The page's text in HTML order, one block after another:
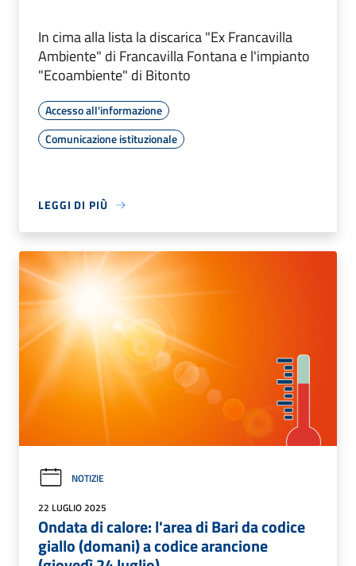
In cima alla lista la discarica "Ex Francavilla
Ambiente" di Francavilla Fontana e l'impianto
"Ecoambiente" di Bitonto
Accesso all'informazione
Comunicazione istituzionale
LEGGI DI PIÙ
NOTIZIE
22 LUGLIO 2025
Ondata di calore: l'area di Bari da codice
giallo (domani) a codice arancione